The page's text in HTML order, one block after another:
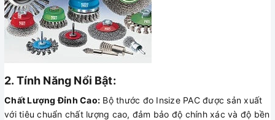
2. Tính Năng Nổi Bật:
Chất Lượng Đỉnh Cao: Bộ thước đo Insize PAC được sản xuất
với tiêu chuẩn chất lượng cao, đảm bảo độ chính xác và độ bền